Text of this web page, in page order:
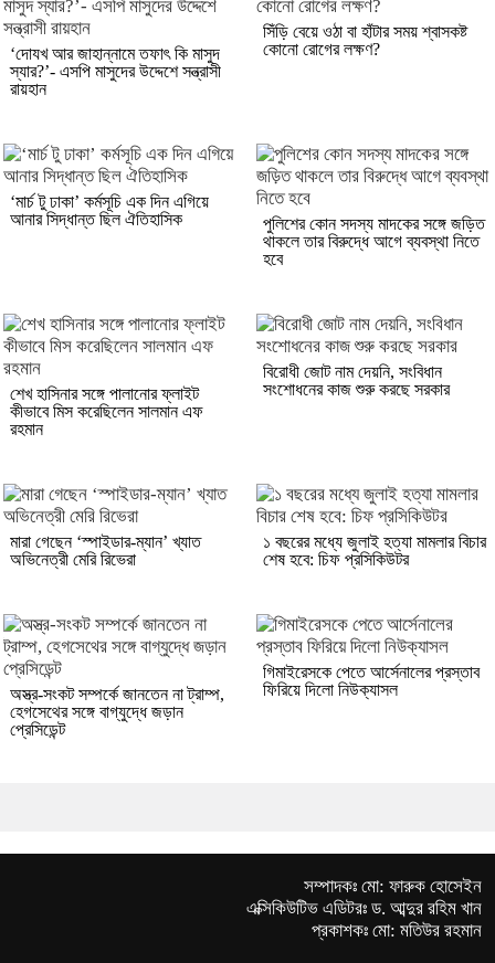
‘দোযখ আর জাহান্নামে তফাৎ কি মাসুদ
স্যার?’- এসপি মাসুদের উদ্দেশে সন্ত্রাসী
রায়হান
সিঁড়ি বেয়ে ওঠা বা হাঁটার সময় শ্বাসকষ্ট
কোনো রোগের লক্ষণ?
‘মার্চ টু ঢাকা’ কর্মসূচি এক দিন এগিয়ে
আনার সিদ্ধান্ত ছিল ঐতিহাসিক
পুলিশের কোন সদস্য মাদকের সঙ্গে জড়িত
থাকলে তার বিরুদ্ধে আগে ব্যবস্থা নিতে
হবে
শেখ হাসিনার সঙ্গে পালানোর ফ্লাইট
কীভাবে মিস করেছিলেন সালমান এফ
রহমান
বিরোধী জোট নাম দেয়নি, সংবিধান
সংশোধনের কাজ শুরু করছে সরকার
মারা গেছেন ‘স্পাইডার-ম্যান’ খ্যাত
অভিনেত্রী মেরি রিভেরা
১ বছরের মধ্যে জুলাই হত্যা মামলার বিচার
শেষ হবে: চিফ প্রসিকিউটর
অস্ত্র-সংকট সম্পর্কে জানতেন না ট্রাম্প,
হেগসেথের সঙ্গে বাগ্‌যুদ্ধে জড়ান
প্রেসিডেন্ট
গিমাইরেসকে পেতে আর্সেনালের প্রস্তাব
ফিরিয়ে দিলো নিউক্যাসল
সম্পাদকঃ মো: ফারুক হোসেইন
এক্সিকিউটিভ এডিটরঃ ড. আব্দুর রহিম খান
প্রকাশকঃ মো: মতিউর রহমান